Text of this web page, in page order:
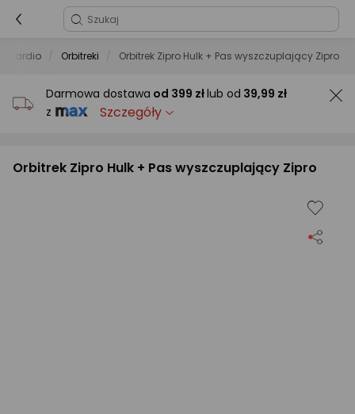
cardio Orbitreki Orbitrek Zipro Hulk + Pas wyszczuplający Zipro
Darmowa dostawa od 399 złlub od 39,99 zł
z
Szczegóły
Orbitrek Zipro Hulk + Pas wyszczuplający Zipro